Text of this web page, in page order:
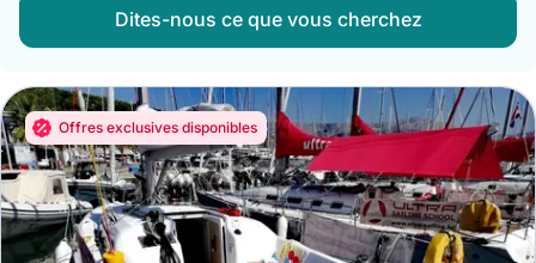
Dites-nous ce que vous cherchez
Offres exclusives disponibles